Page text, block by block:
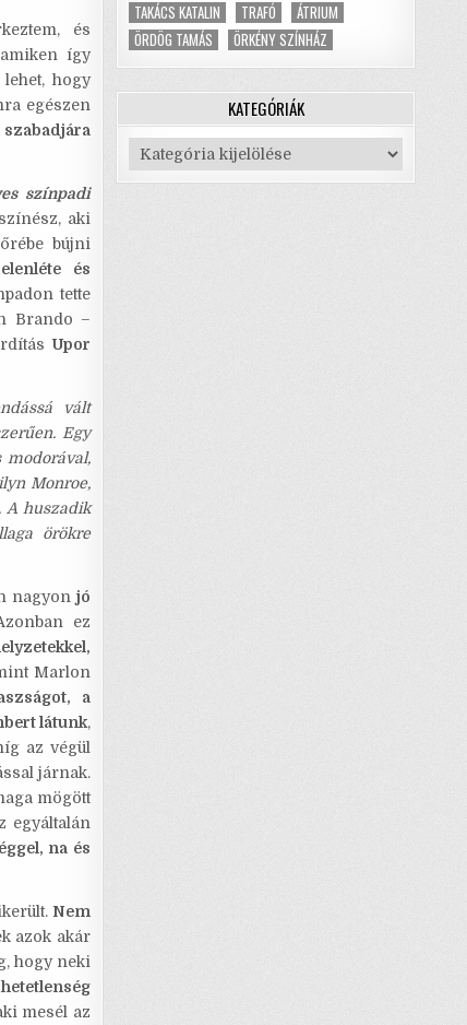
és
így
hogy
egészen
színpadi
aki
bújni
és
tette
Brando –
Upor
vált
Egy
modorával,
Monroe,
A huszadik
örökre
nagyon jó
ez
Marlon
a
látunk,
az végül
járnak.
mögött
egyáltalán
na és
Nem
azok akár
hogy neki
mesél az
TAKÁCS KATALIN
TRAFÓ
ÁTRIUM
ÖRDÖG TAMÁS
ÖRKÉNY SZÍNHÁZ
KATEGÓRIÁK
Kategóriák